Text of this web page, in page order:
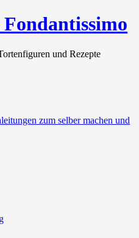
und Rezepte
zum selber machen und